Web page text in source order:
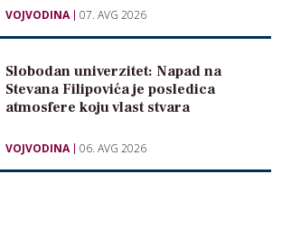
VOJVODINA 07. AVG 2026
Slobodan univerzitet: Napad na
Stevana Filipovića je posledica
atmosfere koju vlast stvara
VOJVODINA 06. AVG 2026